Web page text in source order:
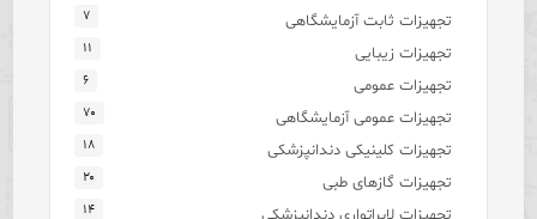
تجهیزات ثابت آزمایشگاهی ۷
تجهیزات زیبایی ۱۱
تجهیزات عمومی ۶
تجهیزات عمومی آزمایشگاهی ۷۰
تجهیزات کلینیکی دندانپزشکی ۱۸
تجهیزات گازهای طبی ۲۰
تجهیزات لابراتواری دندانپزشکی ۱۴